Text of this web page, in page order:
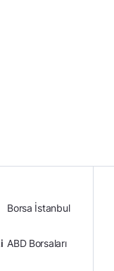
Borsa İstanbul
ABD Borsaları